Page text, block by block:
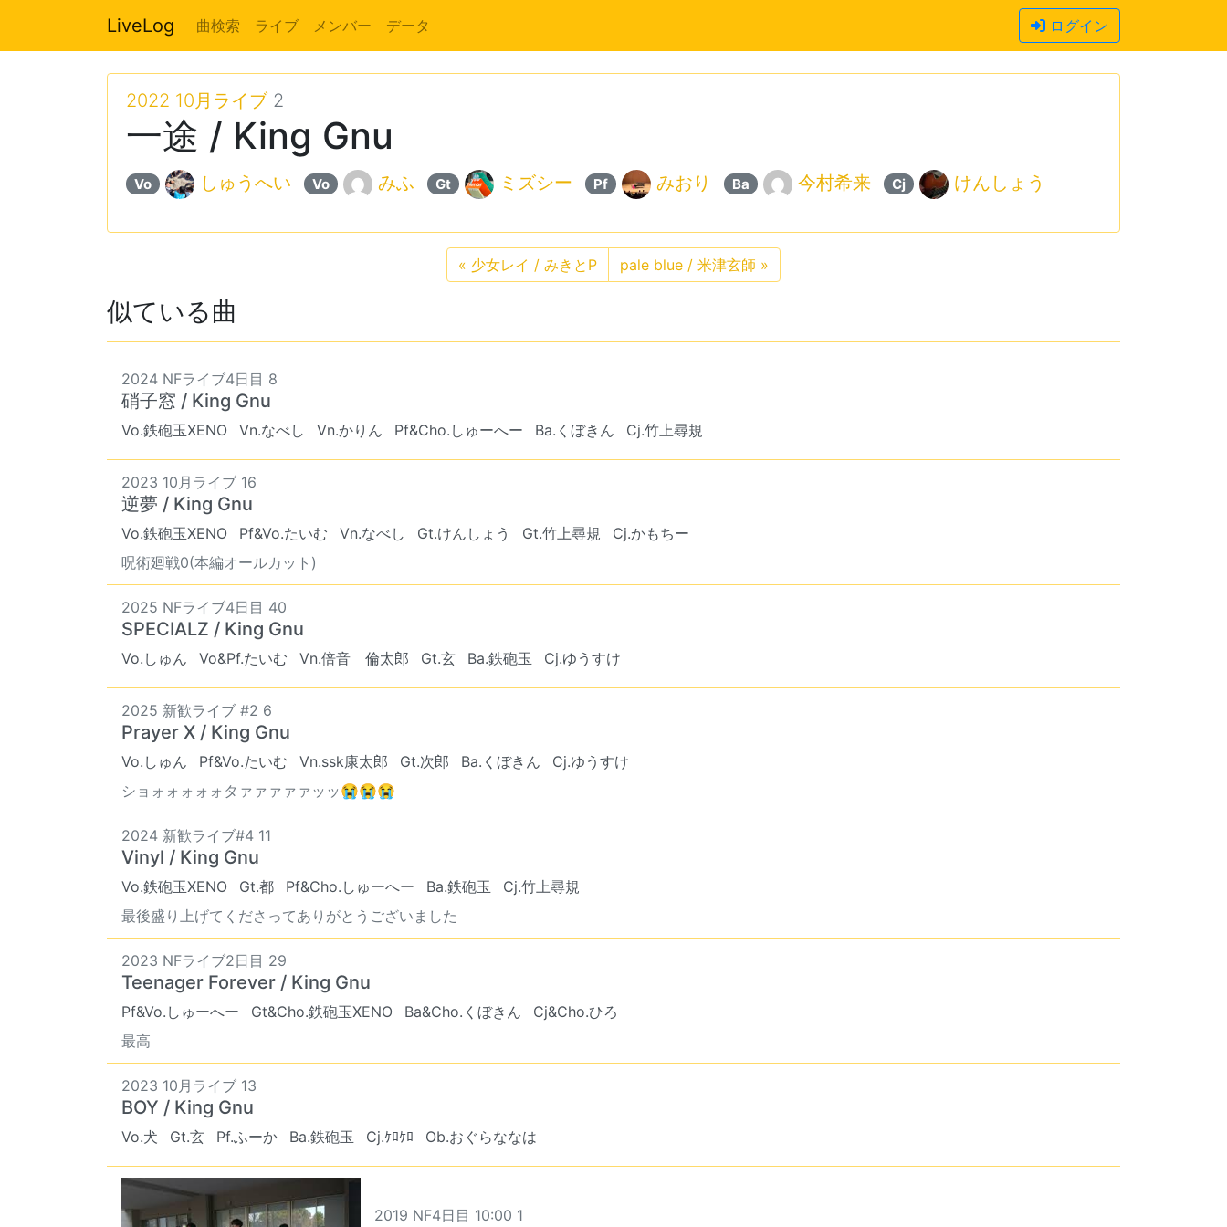
LiveLog 曲検索 ライブ メンバー データ ログイン
2022 10月ライブ2
一途 / King Gnu
Vo しゅうへい Vo みふ Gt ミズシー Pf みおり Ba 今村希来 Cj けんしょう
« 少女レイ / みきとP pale blue / 米津玄師 »
似ている曲
2024 NFライブ4日目 8
硝子窓 / King Gnu
Vo.鉄砲玉XENO Vn.なべし Vn.かりん Pf&Cho.しゅーへー Ba.くぼきん Cj.竹上尋規
2023 10月ライブ 16
逆夢 / King Gnu
Vo.鉄砲玉XENO Pf&Vo.たいむ Vn.なべし Gt.けんしょう Gt.竹上尋規
Cj.かもちー
呪術廻戦0(本編オールカット)
2025 NFライブ4日目 40
SPECIALZ / King Gnu
Vo.しゅん Vo&Pf.たいむ Vn.倍音 倫太郎 Gt.玄 Ba.鉄砲玉 Cj.ゆうすけ
2025 新歓ライブ #2 6
Prayer X / King Gnu
Vo.しゅん Pf&Vo.たいむ Vn.ssk康太郎 Gt.次郎 Ba.くぼきん
Cj.ゆうすけ
ショォォォォォタァァァァァッッ😭😭😭
2024 新歓ライブ#4 11
Vinyl / King Gnu
Vo.鉄砲玉XENO Gt.都 Pf&Cho.しゅーへー Ba.鉄砲玉
Cj.竹上尋規
最後盛り上げてくださってありがとうございました
2023 NFライブ2日目 29
Teenager Forever / King Gnu
Pf&Vo.しゅーへー Gt&Cho.鉄砲玉XENO Ba&Cho.くぼきん
Cj&Cho.ひろ
最高
2023 10月ライブ 13
BOY / King Gnu
Vo.犬 Gt.玄 Pf.ふーか Ba.鉄砲玉 Cj.ｹﾛｹﾛ Ob.おぐらななは
2019 NF4日目 10:00 1